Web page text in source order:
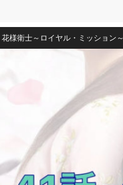
花様衛士～ロイヤル・ミッション～